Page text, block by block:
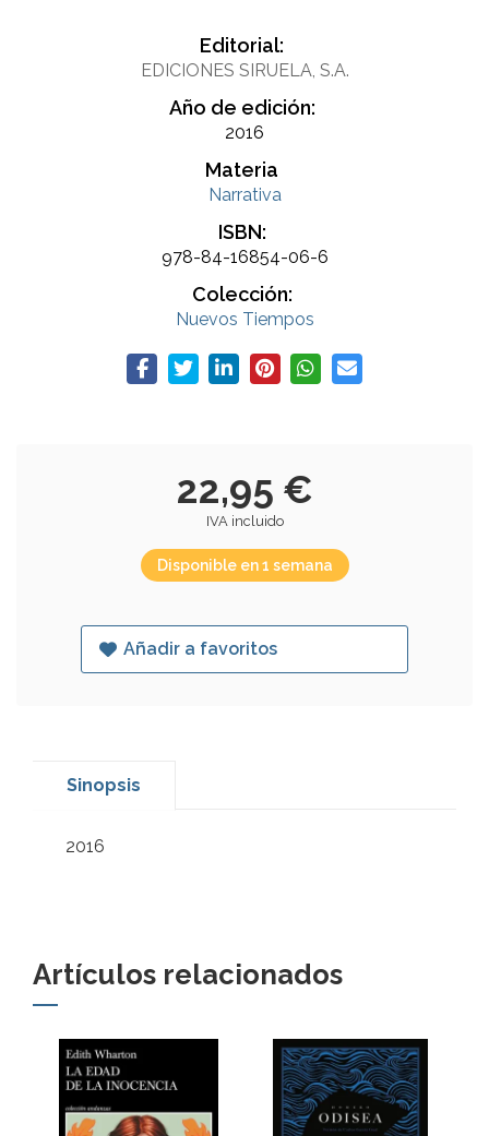
Editorial:
EDICIONES SIRUELA, S.A.
Año de edición:
2016
Materia
Narrativa
ISBN:
978-84-16854-06-6
Colección:
Nuevos Tiempos
22,95 €
IVA incluido
Disponible en 1 semana
Añadir a favoritos
Sinopsis
2016
Artículos relacionados